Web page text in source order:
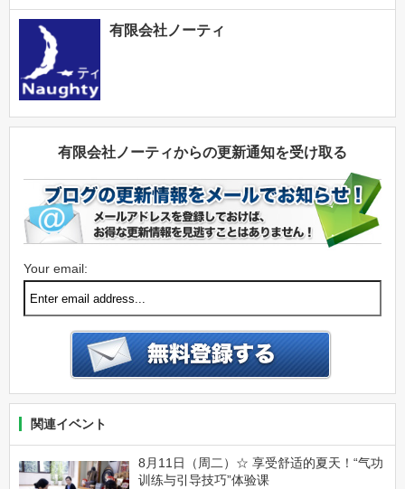
有限会社ノーティ
有限会社ノーティからの更新通知を受け取る
Your email:
関連イベント
8月11日（周二）☆ 享受舒适的夏天！“气功
训练与引导技巧”体验课